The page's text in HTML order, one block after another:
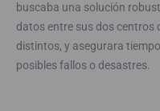
buscaba una solución
datos entre sus dos centros
distintos, y asegurara
posibles fallos o desastres.